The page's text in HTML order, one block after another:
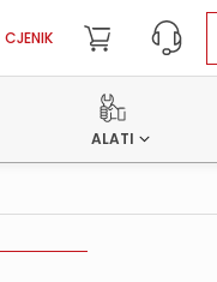
CJENIK
ALATI